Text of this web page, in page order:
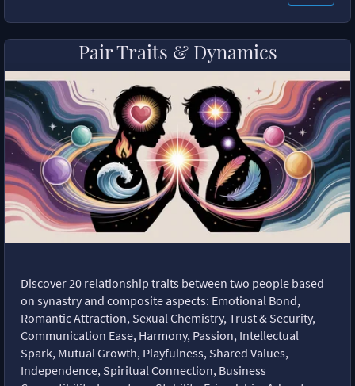
Pair Traits & Dynamics
Discover 20 relationship traits between two people based
on synastry and composite aspects: Emotional Bond,
Romantic Attraction, Sexual Chemistry, Trust & Security,
Communication Ease, Harmony, Passion, Intellectual
Spark, Mutual Growth, Playfulness, Shared Values,
Independence, Spiritual Connection, Business